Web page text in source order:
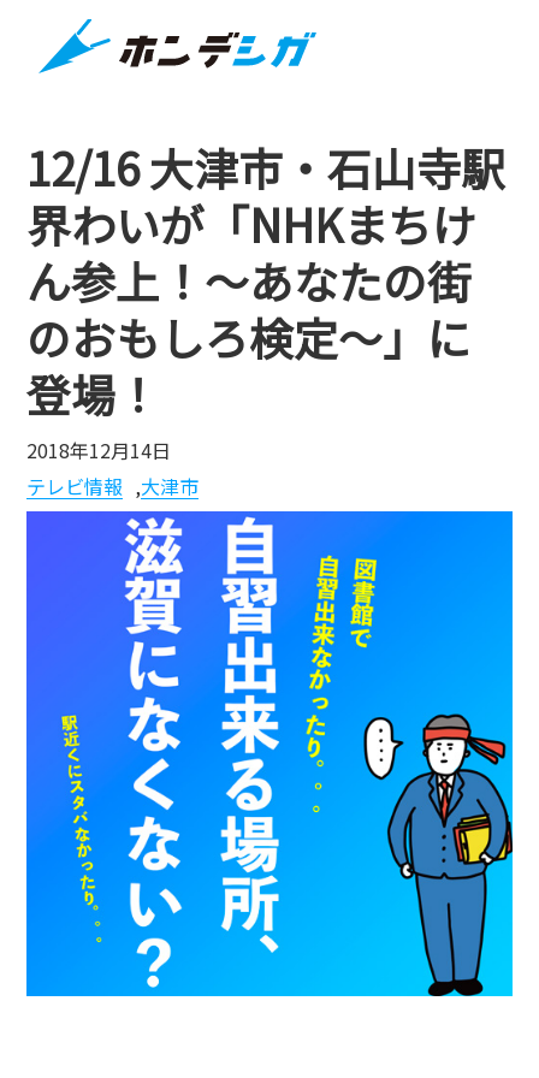
12/16 大津市・石山寺駅
界わいが「NHKまちけ
ん参上！〜あなたの街
のおもしろ検定〜」に
登場！
2018年12月14日
テレビ情報 ,大津市